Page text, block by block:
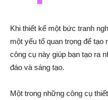
Khi thiết kế một bức tranh
một yếu tố quan trọng để
công cụ này giúp bạn tạo ra
đáo và sáng tạo.
Một trong những công cụ